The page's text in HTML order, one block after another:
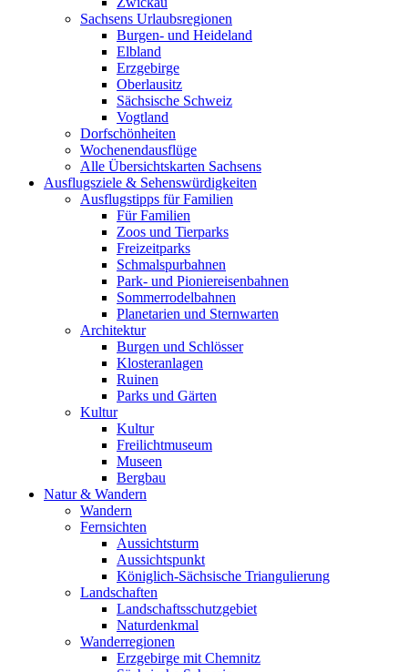
Sachsens Urlaubsregionen
Burgen- und Heideland
Elbland
Erzgebirge
Oberlausitz
Sächsische Schweiz
Vogtland
Dorfschönheiten
Wochenendausflüge
Alle Übersichtskarten Sachsens
Ausflugsziele & Sehenswürdigkeiten
Ausflugstipps für Familien
Für Familien
Zoos und Tierparks
Freizeitparks
Schmalspurbahnen
Park- und Pioniereisenbahnen
Sommerrodelbahnen
Planetarien und Sternwarten
Architektur
Burgen und Schlösser
Klosteranlagen
Ruinen
Parks und Gärten
Kultur
Kultur
Freilichtmuseum
Museen
Bergbau
Natur & Wandern
Wandern
Fernsichten
Aussichtsturm
Aussichtspunkt
Königlich-Sächsische Triangulierung
Landschaften
Landschaftsschutzgebiet
Naturdenkmal
Wanderregionen
Erzgebirge mit Chemnitz